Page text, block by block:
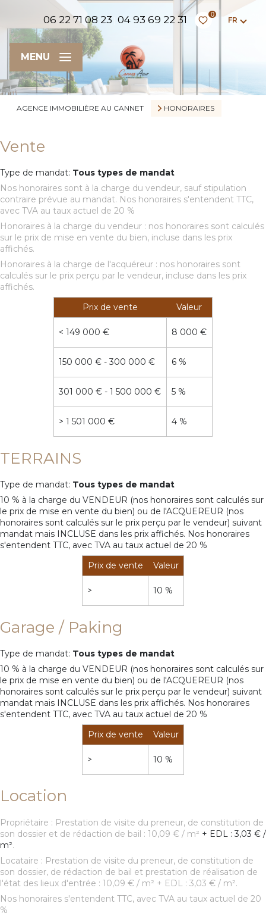
06 22 71 08 23 |04 93 69 22 31 0
FR
MENU
AGENCE IMMOBILIÈRE AU CANNET HONORAIRES
Vente
Type de mandat: Tous types de mandat
Nos honoraires sont à la charge du vendeur, sauf stipulation
contraire prévue au mandat. Nos honoraires s'entendent TTC,
avec TVA au taux actuel de 20 %
Honoraires à la charge du vendeur : nos honoraires sont calculés
sur le prix de mise en vente du bien, incluse dans les prix
affichés.
Honoraires à la charge de l'acquéreur : nos honoraires sont
calculés sur le prix perçu par le vendeur, incluse dans les prix
affichés.
Prix de vente
Valeur
< 149 000 € 8 000 €
150 000 € - 300 000 € 6 %
301 000 € - 1 500 000 € 5 %
> 1 501 000 € 4 %
TERRAINS
Type de mandat: Tous types de mandat
10 % à la charge du VENDEUR (nos honoraires sont calculés sur
le prix de mise en vente du bien) ou de l'ACQUEREUR (nos
honoraires sont calculés sur le prix perçu par le vendeur) suivant
mandat mais INCLUSE dans les prix affichés. Nos honoraires
s'entendent TTC, avec TVA au taux actuel de 20 %
Prix de vente
Valeur
> 10 %
Garage / Paking
Type de mandat: Tous types de mandat
10 % à la charge du VENDEUR (nos honoraires sont calculés sur
le prix de mise en vente du bien) ou de l'ACQUEREUR (nos
honoraires sont calculés sur le prix perçu par le vendeur) suivant
mandat mais INCLUSE dans les prix affichés. Nos honoraires
s'entendent TTC, avec TVA au taux actuel de 20 %
Prix de vente
Valeur
> 10 %
Location
Propriétaire : Prestation de visite du preneur, de constitution de
son dossier et de rédaction de bail : 10,09 € / m² + EDL : 3,03 € /
m².
Locataire : Prestation de visite du preneur, de constitution de
son dossier, de rédaction de bail et prestation de réalisation de
l'état des lieux d'entrée : 10,09 € / m² + EDL : 3,03 € / m².
Nos honoraires s'entendent TTC, avec TVA au taux actuel de 20
%